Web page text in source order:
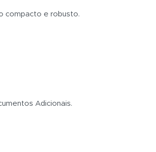
compacto e robusto.
Adicionais.